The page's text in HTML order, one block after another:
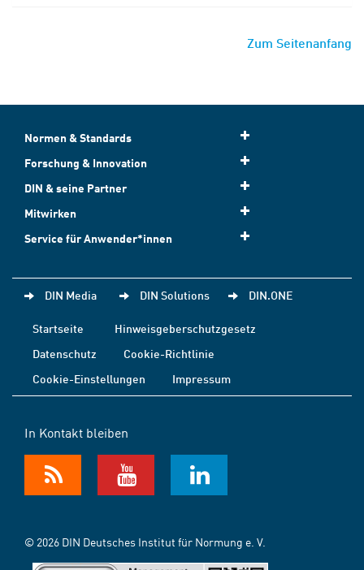
Zum Seitenanfang
Normen & Standards
Forschung & Innovation
DIN & seine Partner
Mitwirken
Service für Anwender*innen
DIN Media DIN Solutions DIN.ONE
Startseite
Hinweisgeberschutzgesetz
Datenschutz
Cookie-Richtlinie
Cookie-Einstellungen
Impressum
In Kontakt bleiben
© 2026 DIN Deutsches Institut für Normung e. V.